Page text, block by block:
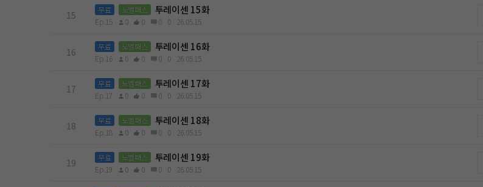
15 무료 노벨패스 투레이센 15화
Ep.15 0 0 0 0 26.05.15
16 무료 노벨패스 투레이센 16화
Ep.16 0 0 0 0 26.05.15
17 무료 노벨패스 투레이센 17화
Ep.17 0 0 0 0 26.05.15
18 무료 노벨패스 투레이센 18화
Ep.18 0 0 0 0 26.05.15
19 무료 노벨패스 투레이센 19화
Ep.19 0 0 0 0 26.05.15